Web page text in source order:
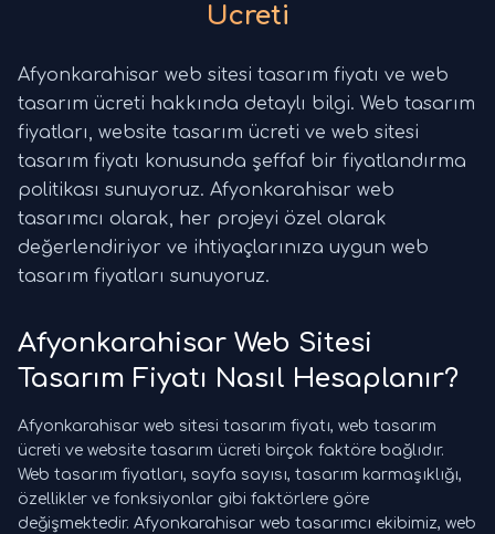
Ücreti
Afyonkarahisar web sitesi tasarım fiyatı ve web
tasarım ücreti hakkında detaylı bilgi. Web tasarım
fiyatları, website tasarım ücreti ve web sitesi
tasarım fiyatı konusunda şeffaf bir fiyatlandırma
politikası sunuyoruz. Afyonkarahisar web
tasarımcı olarak, her projeyi özel olarak
değerlendiriyor ve ihtiyaçlarınıza uygun web
tasarım fiyatları sunuyoruz.
Afyonkarahisar Web Sitesi
Tasarım Fiyatı Nasıl Hesaplanır?
Afyonkarahisar web sitesi tasarım fiyatı, web tasarım
ücreti ve website tasarım ücreti birçok faktöre bağlıdır.
Web tasarım fiyatları, sayfa sayısı, tasarım karmaşıklığı,
özellikler ve fonksiyonlar gibi faktörlere göre
değişmektedir. Afyonkarahisar web tasarımcı ekibimiz, web